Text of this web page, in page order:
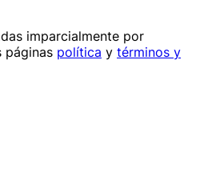
imparcialmente por
páginas política y términos y